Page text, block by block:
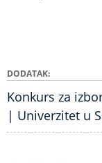
1
DODATAK
Konkurs za
| Univerzitet u